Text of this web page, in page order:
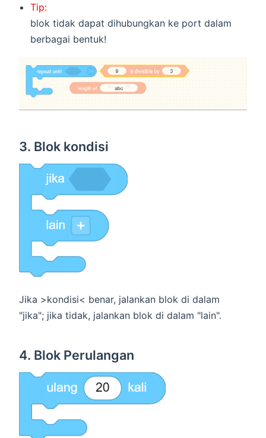
Tip:
blok tidak dapat dihubungkan ke port dalam
berbagai bentuk!
3. Blok kondisi
Jika >kondisi< benar, jalankan blok di dalam
"jika"; jika tidak, jalankan blok di dalam "lain".
4. Blok Perulangan